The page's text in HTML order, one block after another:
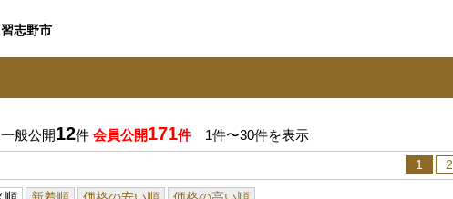
習志野市
般公開12件 会員公開171件1件〜30件を表示
1 2